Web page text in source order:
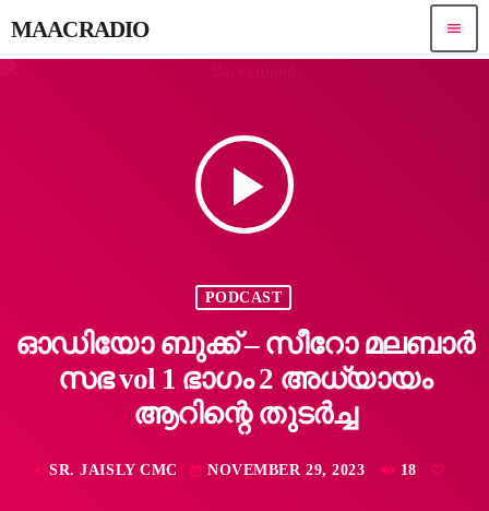
MAACRADIO menu
play_arrow
PODCAST
ഓഡിയോ ബുക്ക് – സീറോ മലബാർ
സഭ vol 1 ഭാഗം 2 അധ്യായം
ആറിന്റെ തുടർച്ച
mic SR. JAISLY CMC today NOVEMBER 29, 2023 18